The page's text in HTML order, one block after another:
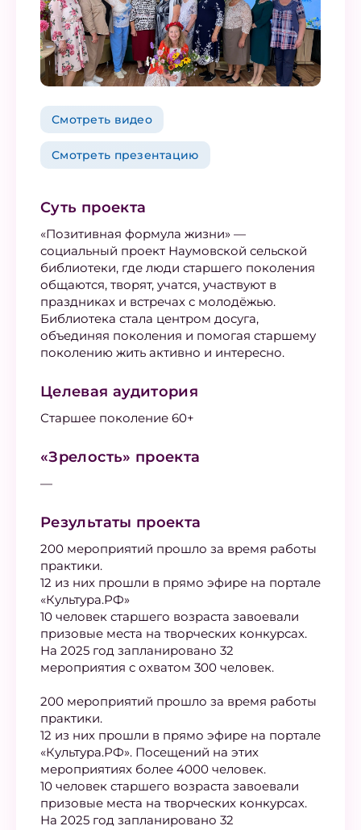
Смотреть видео
Смотреть презентацию
Суть проекта
«Позитивная формула жизни» —
социальный проект Наумовской сельской
библиотеки, где люди старшего поколения
общаются, творят, учатся, участвуют в
праздниках и встречах с молодёжью.
Библиотека стала центром досуга,
объединяя поколения и помогая старшему
поколению жить активно и интересно.
Целевая аудитория
Старшее поколение 60+
«Зрелость» проекта
—
Результаты проекта
200 мероприятий прошло за время работы
практики.
12 из них прошли в прямо эфире на портале
«Культура.РФ»
10 человек старшего возраста завоевали
призовые места на творческих конкурсах.
На 2025 год запланировано 32
мероприятия с охватом 300 человек.
200 мероприятий прошло за время работы
практики.
12 из них прошли в прямо эфире на портале
«Культура.РФ». Посещений на этих
мероприятиях более 4000 человек.
10 человек старшего возраста завоевали
призовые места на творческих конкурсах.
На 2025 год запланировано 32